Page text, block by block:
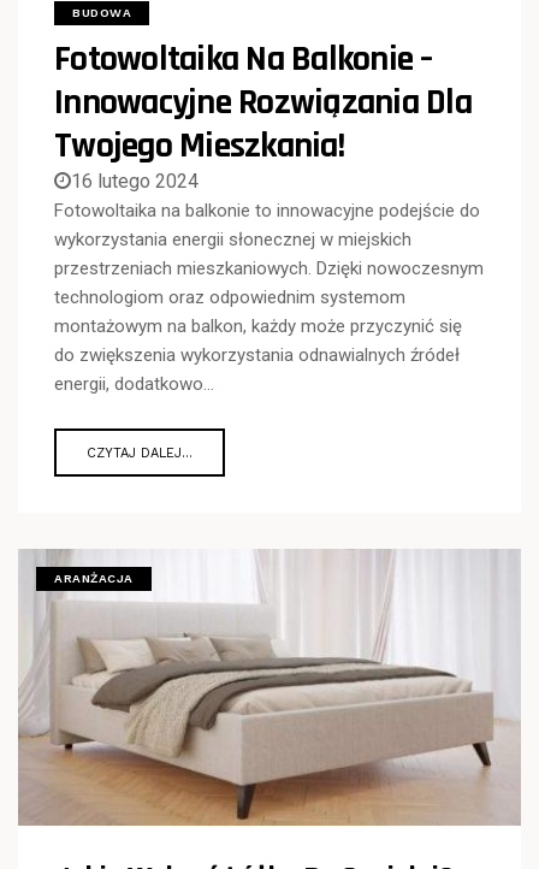
BUDOWA
Fotowoltaika Na Balkonie –
Innowacyjne Rozwiązania Dla
Twojego Mieszkania!
16 lutego 2024
Fotowoltaika na balkonie to innowacyjne podejście do
wykorzystania energii słonecznej w miejskich
przestrzeniach mieszkaniowych. Dzięki nowoczesnym
technologiom oraz odpowiednim systemom
montażowym na balkon, każdy może przyczynić się
do zwiększenia wykorzystania odnawialnych źródeł
energii, dodatkowo…
CZYTAJ DALEJ...
ARANŻACJA